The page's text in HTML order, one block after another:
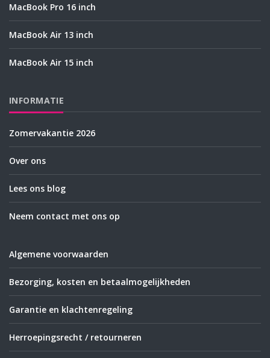
MacBook Pro 16 inch
MacBook Air 13 inch
MacBook Air 15 inch
INFORMATIE
Zomervakantie 2026
Over ons
Lees ons blog
Neem contact met ons op
Algemene voorwaarden
Bezorging, kosten en betaalmogelijkheden
Garantie en klachtenregeling
Herroepingsrecht / retourneren